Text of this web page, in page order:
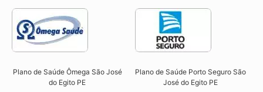
Plano de Saúde Ômega São José
do Egito PE​
Plano de Saúde Porto Seguro São
José do Egito PE​